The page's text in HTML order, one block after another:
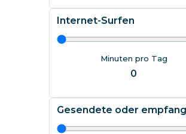
Internet-Surfen
Minuten pro Tag
0
Gesendete oder